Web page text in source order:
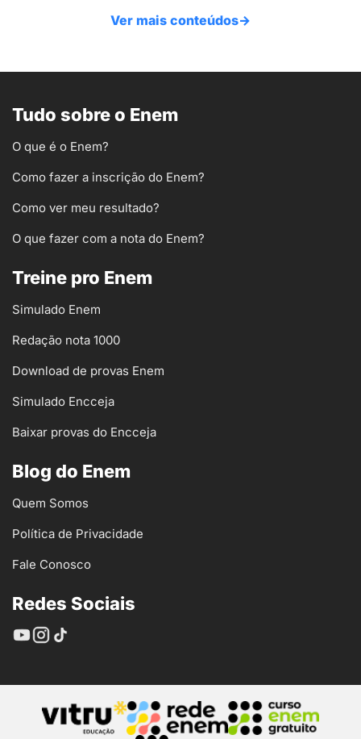
Ver mais conteúdos→
Tudo sobre o Enem
O que é o Enem?
Como fazer a inscrição do Enem?
Como ver meu resultado?
O que fazer com a nota do Enem?
Treine pro Enem
Simulado Enem
Redação nota 1000
Download de provas Enem
Simulado Encceja
Baixar provas do Encceja
Blog do Enem
Quem Somos
Política de Privacidade
Fale Conosco
Redes Sociais